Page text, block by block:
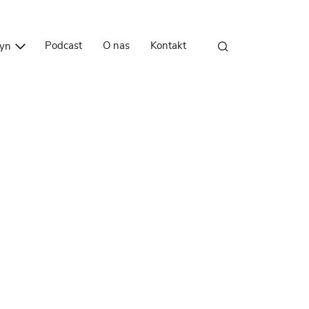
Podcast O nas Kontakt
Przejdź do treści